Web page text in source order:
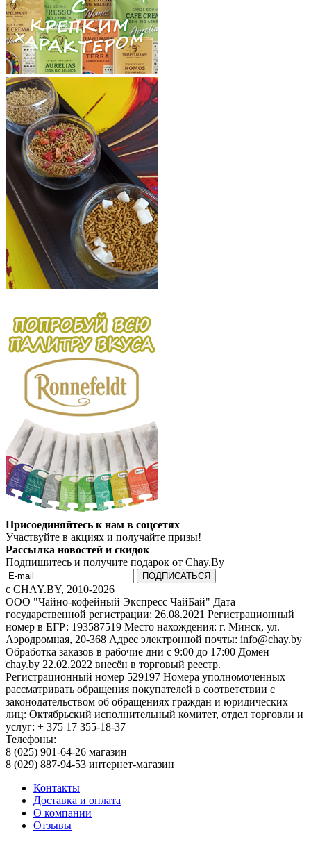
Присоединяйтесь к нам в соцсетях
Участвуйте в акциях и получайте призы!
Рассылка новостей и скидок
Подпишитесь и получите подарок от Chay.By
c CHAY.BY, 2010-2026
ООО "Чайно-кофейный Экспресс ЧайБай" Дата
государственной регистрации: 26.08.2021 Регистрационный
номер в ЕГР: 193587519 Место нахождения: г. Минск, ул.
Аэродромная, 20-368 Адрес электронной почты: info@chay.by
Обработка заказов в рабочие дни с 9:00 до 17:00 Домен
chay.by 22.02.2022 внесён в торговый реестр.
Регистрационный номер 529197 Номера уполномоченных
рассматривать обращения покупателей в соответствии с
законодательством об обращениях граждан и юридических
лиц: Октябрьский исполнительный комитет, отдел торговли и
услуг: + 375 17 355-18-37
Телефоны:
8 (025) 901-64-26 магазин
8 (029) 887-94-53 интернет-магазин
Контакты
Доставка и оплата
О компании
Отзывы